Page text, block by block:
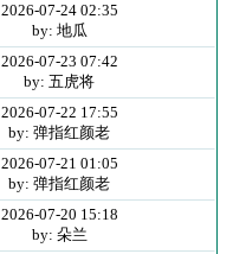
2026-07-24 02:35
by: 地瓜
2026-07-23 07:42
by: 五虎将
2026-07-22 17:55
by: 弹指红颜老
2026-07-21 01:05
by: 弹指红颜老
2026-07-20 15:18
by: 朵兰